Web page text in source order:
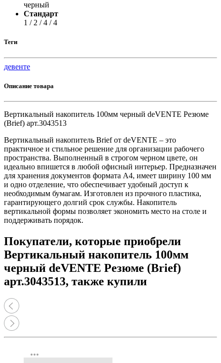
черный
Стандарт
1 / 2 / 4 / 4
Теги
девенте
Описание товара
Вертикальный накопитель 100мм черный deVENTE Резюме
(Brief) арт.3043513
Вертикальный накопитель Brief от deVENTE – это
практичное и стильное решение для организации рабочего
пространства. Выполненный в строгом черном цвете, он
идеально впишется в любой офисный интерьер. Предназначен
для хранения документов формата А4, имеет ширину 100 мм
и одно отделение, что обеспечивает удобный доступ к
необходимым бумагам. Изготовлен из прочного пластика,
гарантирующего долгий срок службы. Накопитель
вертикальной формы позволяет экономить место на столе и
поддерживать порядок.
Покупатели, которые приобрели
Вертикальный накопитель 100мм
черный deVENTE Резюме (Brief)
арт.3043513, также купили
more_horiz